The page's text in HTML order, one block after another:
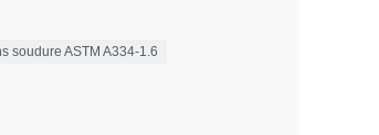
soudure ASTM A334-1.6